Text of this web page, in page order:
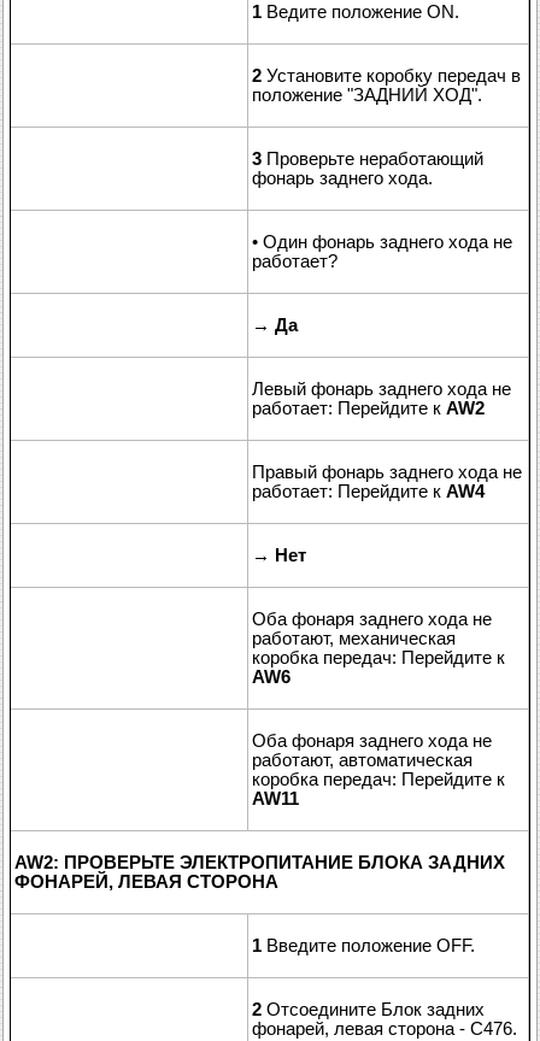
1 Ведите положение ON.
2 Установите коробку передач в
положение "ЗАДНИЙ ХОД".
3 Проверьте неработающий
фонарь заднего хода.
• Один фонарь заднего хода не
работает?
→ Да
Левый фонарь заднего хода не
работает: Перейдите к AW2
Правый фонарь заднего хода не
работает: Перейдите к AW4
→ Нет
Оба фонаря заднего хода не
работают, механическая
коробка передач: Перейдите к
AW6
Оба фонаря заднего хода не
работают, автоматическая
коробка передач: Перейдите к
AW11
AW2: ПРОВЕРЬТЕ ЭЛЕКТРОПИТАНИЕ БЛОКА ЗАДНИХ
ФОНАРЕЙ, ЛЕВАЯ СТОРОНА
1 Введите положение OFF.
2 Отсоедините Блок задних
фонарей, левая сторона - C476.